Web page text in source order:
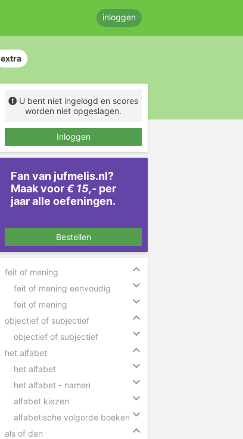
inloggen
extra
U bent niet ingelogd en scores
worden niet opgeslagen.
Inloggen
Fan van jufmelis.nl?
Maak voor€ 15,- per
jaar alle oefeningen.
Bestellen
feit of mening
feit of mening eenvoudig
feit of mening
objectief of subjectief
objectief of subjectief
het alfabet
het alfabet
het alfabet - namen
alfabet kiezen
alfabetische volgorde boeken
als of dan